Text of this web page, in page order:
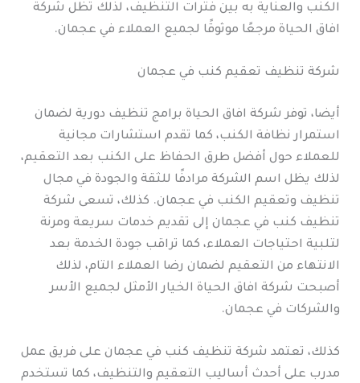
الكنب والعناية به بين فترات التنظيف، لذلك تظل شركة
افاق الحياة مرجعًا موثوقًا لجميع العملاء في عجمان.
شركة تنظيف تعقيم كنب في عجمان
أيضا، توفر شركة افاق الحياة برامج تنظيف دورية لضمان
استمرار نظافة الكنب، كما تقدم استشارات مجانية
للعملاء حول أفضل طرق الحفاظ على الكنب بعد التعقيم،
لذلك يظل اسم الشركة مرادفًا للثقة والجودة في مجال
تنظيف وتعقيم الكنب في عجمان. كذلك، تسعى شركة
تنظيف كنب في عجمان إلى تقديم خدمات سريعة ومرنة
لتلبية احتياجات العملاء، كما تراقب جودة الخدمة بعد
الانتهاء من التعقيم لضمان رضا العملاء التام، لذلك
أصبحت شركة افاق الحياة الخيار الأمثل لجميع الأسر
والشركات في عجمان.
كذلك، تعتمد شركة تنظيف كنب في عجمان على فريق عمل
مدرب على أحدث أساليب التعقيم والتنظيف، كما تستخدم